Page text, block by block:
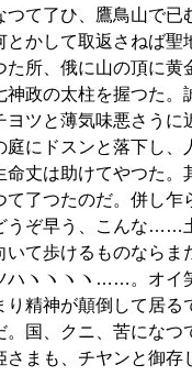
て了ひ、鷹鳥山で
とかして取返さねば
た所、俄に山の頂に
政の太柱を握つた
ツと薄気味悪さう
庭にドスンと落下し
命丈は助けてやつた
て了つたのだ。併し
うぞ早う、こんな……
いて歩けるものなら
ヽヽヽヽ……。オイ
精神が顛倒して居
国、クニ、苦にな
まも、チヤンと御